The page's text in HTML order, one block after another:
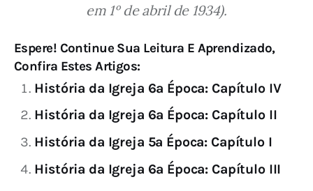
em 1º de abril de 1934).
Espere! Continue Sua Leitura E Aprendizado,
Confira Estes Artigos:
História da Igreja 6ª Época: Capítulo IV
História da Igreja 6ª Época: Capítulo II
História da Igreja 5ª Época: Capítulo I
História da Igreja 6ª Época: Capítulo III